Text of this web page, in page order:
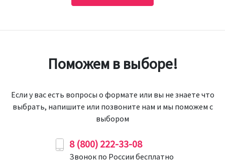
Поможем в выборе!
Если у вас есть вопросы о формате или вы не знаете что
выбрать, напишите или позвоните нам и мы поможем с
выбором
8 (800) 222-33-08
Звонок по России бесплатно